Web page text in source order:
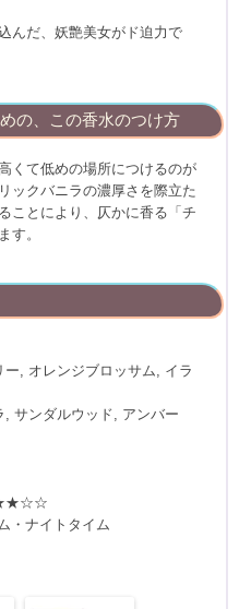
んだ、妖艶美女がド迫力で
の、この香水のつけ方
くて低めの場所につけるのが
ックバニラの濃厚さを際立た
ことにより、仄かに香る「チ
す。
, オレンジブロッサム, イラ
サンダルウッド, アンバー
・ナイトタイム